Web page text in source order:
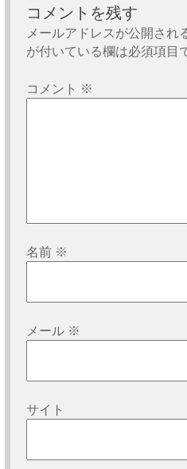
コメントを残す
メールアドレスが公開され
が付いている欄は必須項目
コメント ※
名前 ※
メール ※
サイト